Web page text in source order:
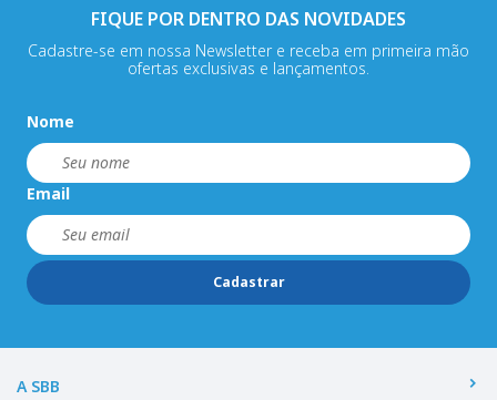
FIQUE POR DENTRO DAS NOVIDADES
Cadastre-se em nossa Newsletter e receba em primeira mão
ofertas exclusivas e lançamentos.
Nome
Email
Cadastrar
A SBB